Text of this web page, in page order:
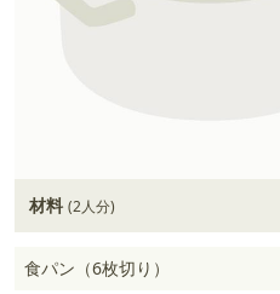
材料 (2人分)
食パン（6枚切り）